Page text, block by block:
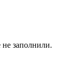
заполнили.